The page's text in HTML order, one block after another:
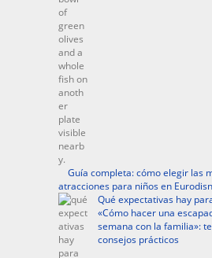
Guía completa: cómo elegir las
atracciones para niños en
Qué expectativas hay
«Cómo hacer una
semana con la familia»:
consejos prácticos